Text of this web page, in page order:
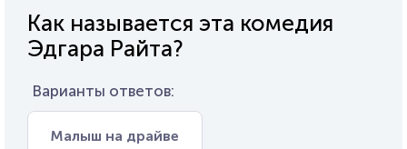
Как называется эта комедия
Эдгара Райта?
Варианты ответов:
Малыш на драйве